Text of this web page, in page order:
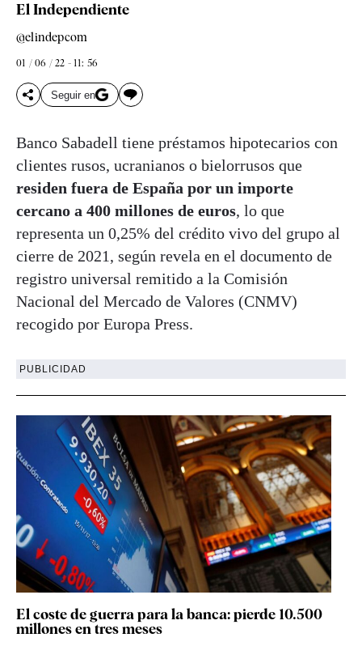
El Independiente
@elindepcom
01 / 06 / 22 - 11: 56
Seguir en
Banco Sabadell tiene préstamos hipotecarios con
clientes rusos, ucranianos o bielorrusos que
residen fuera de España por un importe
cercano a 400 millones de euros, lo que
representa un 0,25% del crédito vivo del grupo al
cierre de 2021, según revela en el documento de
registro universal remitido a la Comisión
Nacional del Mercado de Valores (CNMV)
recogido por Europa Press.
PUBLICIDAD
El coste de guerra para la banca: pierde 10.500
millones en tres meses